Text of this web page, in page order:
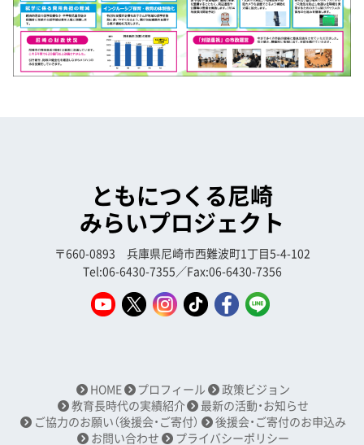
ともにつくる尼崎
みらいプロジェクト
〒660-0893 兵庫県尼崎市西難波町1丁目5-4-102
Tel:06-6430-7355／Fax:06-6430-7356
HOME プロフィール
政策ビジョン
教育長時代の実績紹介
最新の活動・お知らせ
ご協力のお願い（後援会・ご寄付）
後援会・ご寄付のお申込み
お問い合わせ
プライバシーポリシー